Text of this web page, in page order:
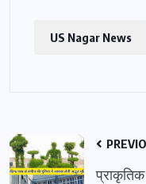
US Nagar News